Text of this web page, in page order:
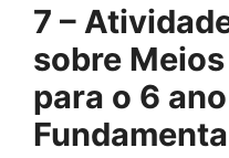
7 –
sobre
para o 6